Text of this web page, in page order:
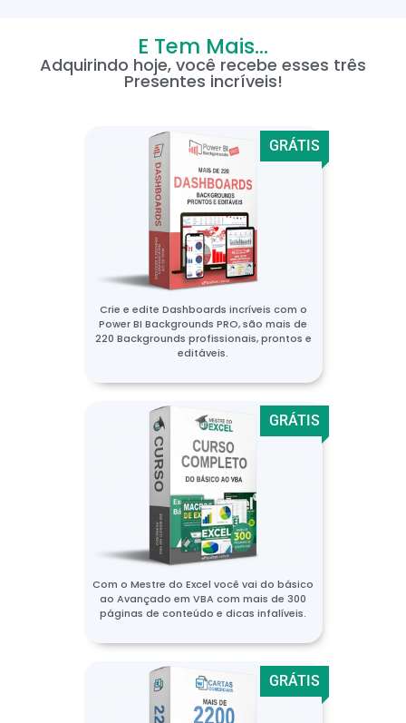
E Tem Mais...
Adquirindo hoje, você recebe esses três
Presentes incríveis!
GRÁTIS
Crie e edite Dashboards incríveis com o
Power BI Backgrounds PRO, são mais de
220 Backgrounds profissionais, prontos e
editáveis.
GRÁTIS
Com o Mestre do Excel você vai do básico
ao Avançado em VBA com mais de 300
páginas de conteúdo e dicas infalíveis.
GRÁTIS